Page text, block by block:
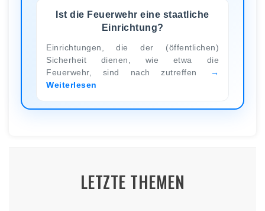
Ist die Feuerwehr eine staatliche
Einrichtung?
Einrichtungen, die der (öffentlichen)
Sicherheit dienen, wie etwa die
Feuerwehr, sind nach zutreffen
Weiterlesen
LETZTE THEMEN